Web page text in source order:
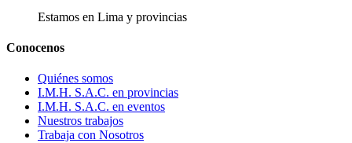
Estamos en Lima y provincias
Conocenos
Quiénes somos
I.M.H. S.A.C. en provincias
I.M.H. S.A.C. en eventos
Nuestros trabajos
Trabaja con Nosotros